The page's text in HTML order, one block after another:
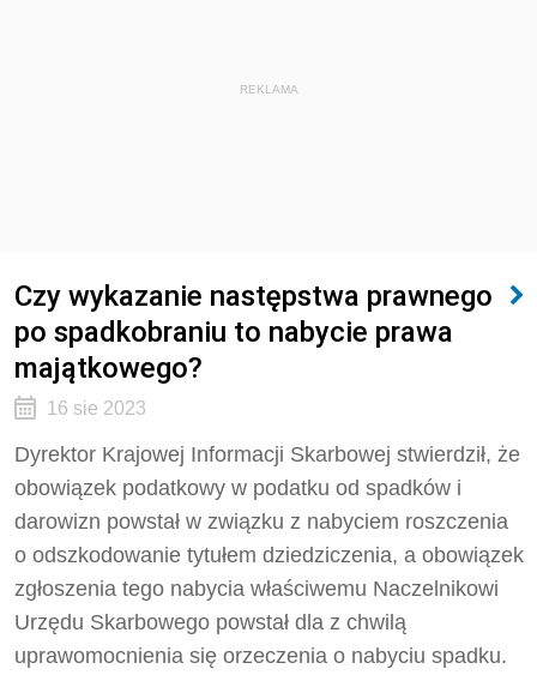
REKLAMA
Czy wykazanie następstwa prawnego
po spadkobraniu to nabycie prawa
majątkowego?
16 sie 2023
Dyrektor Krajowej Informacji Skarbowej stwierdził, że
obowiązek podatkowy w podatku od spadków i
darowizn powstał w związku z nabyciem roszczenia
o odszkodowanie tytułem dziedziczenia, a obowiązek
zgłoszenia tego nabycia właściwemu Naczelnikowi
Urzędu Skarbowego powstał dla z chwilą
uprawomocnienia się orzeczenia o nabyciu spadku.